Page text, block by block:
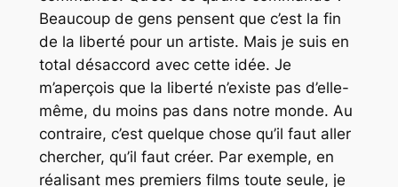
Beaucoup de gens pensent que c’est la fin
de la liberté pour un artiste. Mais je suis en
total désaccord avec cette idée. Je
m’aperçois que la liberté n’existe pas d’elle-
même, du moins pas dans notre monde. Au
contraire, c’est quelque chose qu’il faut aller
chercher, qu’il faut créer. Par exemple, en
réalisant mes premiers films toute seule, je